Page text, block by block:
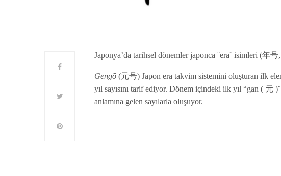
Japonya’da tarihsel dönemler japonca ¨era¨ isimleri (年
Gengō(元号) Japon era takvim sistemini oluşturan ilk
yıl sayısını tarif ediyor. Dönem içindeki ilk yıl “gan ( 元
anlamına gelen sayılarla oluşuyor.